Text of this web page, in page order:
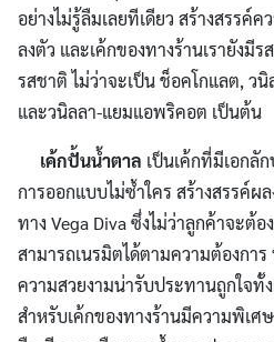
อย่างไม่รู้ลืมเลยทีเดียว สร้างสรรค์
ลงตัว และเค้กของทางร้านเรายังมี
รสชาติ ไม่ว่าจะเป็น ช็อคโกแลต, ว
และวนิลลา-แยมแอพริคอต เป็นต้น
เค้กปั้นน้ำตาล เป็นเค้กที่มีเอกลั
การออกแบบไม่ซ้ำใคร สร้างสรรค์ผ
ทาง Vega Diva ซึ่งไม่ว่าลูกค้าจะต้อ
สามารถเนรมิตได้ตามความต้องกา
ความสวยงามน่ารับประทานถูกใจทั้
สำหรับเค้กของทางร้านมีความพิเศ